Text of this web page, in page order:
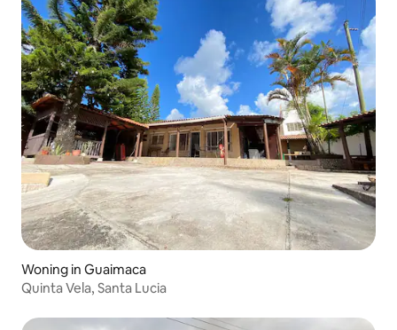
Woning in Guaimaca
Quinta Vela, Santa Lucia